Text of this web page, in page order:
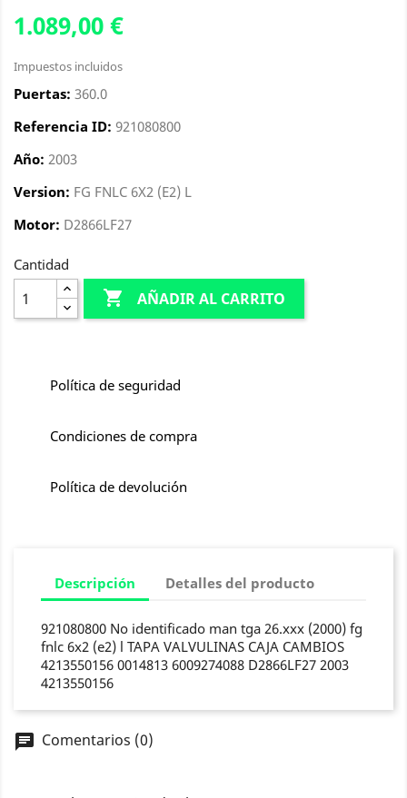
1.089,00 €
Impuestos incluidos
Puertas: 360.0
Referencia ID: 921080800
Año: 2003
Version: FG FNLC 6X2 (E2) L
Motor: D2866LF27
Cantidad
 AÑADIR AL CARRITO
Política de seguridad
Condiciones de compra
Política de devolución
Descripción Detalles del producto
921080800 No identificado man tga 26.xxx (2000) fg
fnlc 6x2 (e2) l TAPA VALVULINAS CAJA CAMBIOS
4213550156 0014813 6009274088 D2866LF27 2003
4213550156
chat Comentarios (0)